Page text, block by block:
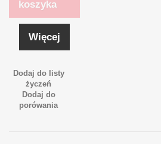
koszyka
Więcej
Dodaj do listy
życzeń
Dodaj do
porówania